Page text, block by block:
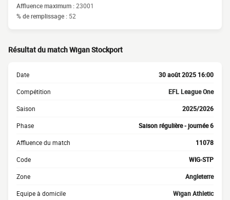
Affluence maximum :23001
% de remplissage : 52
Résultat du match Wigan Stockport
Date 30 août 2025 16:00
Compétition EFL League One
Saison 2025/2026
Phase Saison régulière - journée 6
Affluence du match 11078
Code WIG-STP
Zone Angleterre
Equipe à domicile Wigan Athletic